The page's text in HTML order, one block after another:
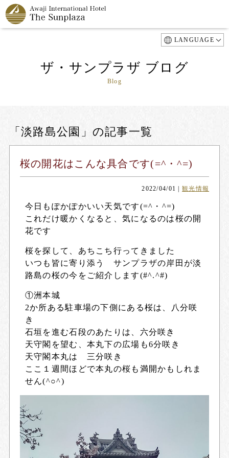
LANGUAGE
ザ・サンプラザ ブログ
Blog
「淡路島公園」の記事一覧
桜の開花はこんな具合です(=^・^=)
2022/04/01 観光情報
今日もぽかぽかいい天気です(=^・^=)
これだけ暖かくなると、気になるのは桜の開
花です
桜を探して、あちこち行ってきました
いつも皆に寄り添う サンプラザの岸田が淡
路島の桜の今をご紹介します(#^.^#)
①洲本城
2か所ある駐車場の下側にある桜は、八分咲
き
石垣を進む石段のあたりは、六分咲き
天守閣を望む、本丸下の広場も6分咲き
天守閣本丸は 三分咲き
ここ１週間ほどで本丸の桜も満開かもしれま
せん(^○^)